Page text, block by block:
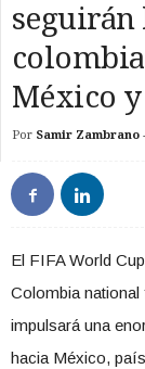
seguirán
México
Por Samir Zambrano -
El FIFA World
Colombia national
impulsará una
hacia México,